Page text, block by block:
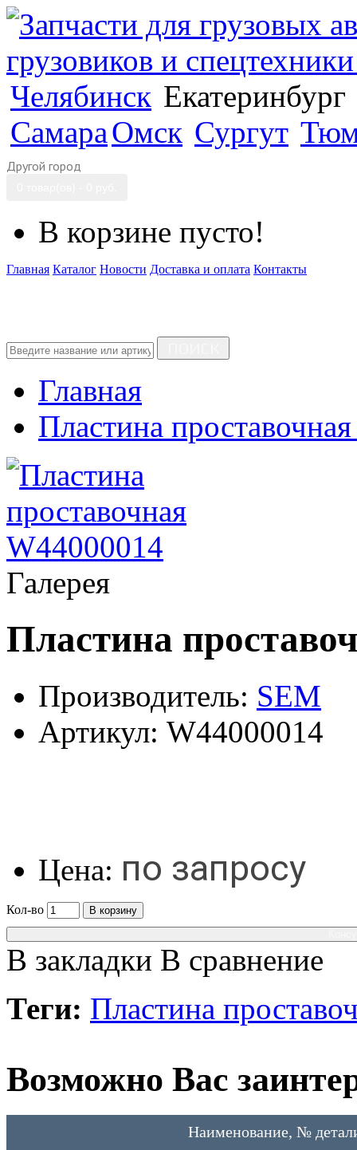
Челябинск Екатеринбург
СамараОмск Сургут
Другой город
В корзине пусто!
Главная Каталог Новости Доставка и оплата Контакты
Главная
Пластина
Галерея
Пластина
Производитель: SEM
Артикул: W44000014
Цена: по запросу
Кол-во
В корзину
В закладки В сравнение
Теги: Пластина
Возможно Вас
Наименование, №